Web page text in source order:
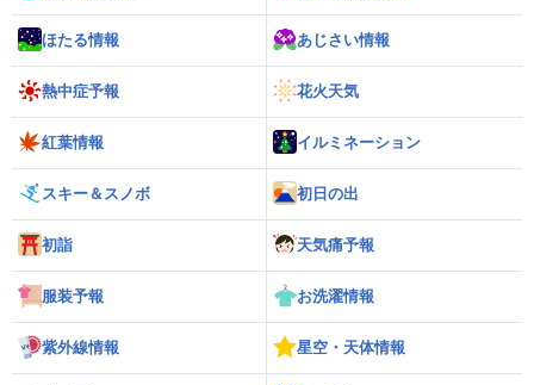
ほたる情報 あじさい情報
熱中症予報 花火天気
紅葉情報 イルミネーション
スキー＆スノボ 初日の出
初詣 天気痛予報
服装予報 お洗濯情報
紫外線情報 星空・天体情報